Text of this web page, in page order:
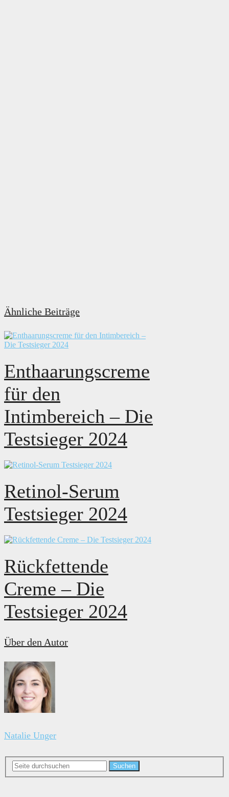
Ähnliche Beiträge
Enthaarungscreme
für den
Intimbereich – Die
Testsieger 2024
Retinol-Serum
Testsieger 2024
Rückfettende
Creme – Die
Testsieger 2024
Über den Autor
Natalie Unger
Suchen